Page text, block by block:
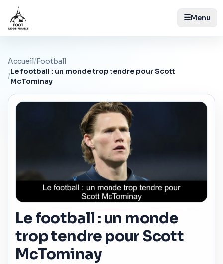
☰Menu
Accueil/Football
/
Le football : un monde trop tendre pour Scott
McTominay
Le football : un monde
trop tendre pour Scott
McTominay